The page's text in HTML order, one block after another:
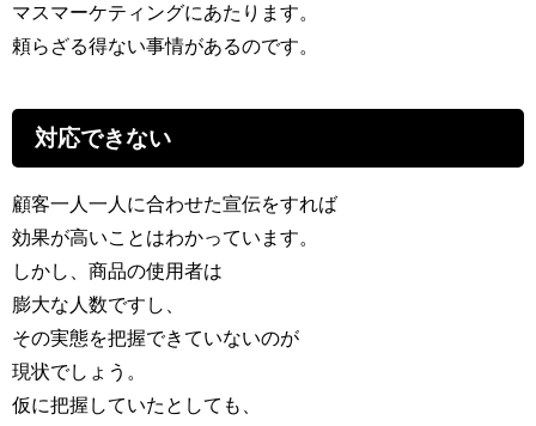
マスマーケティングにあたります。
頼らざる得ない事情があるのです。
対応できない
顧客一人一人に合わせた宣伝をすれば
効果が高いことはわかっています。
しかし、商品の使用者は
膨大な人数ですし、
その実態を把握できていないのが
現状でしょう。
仮に把握していたとしても、